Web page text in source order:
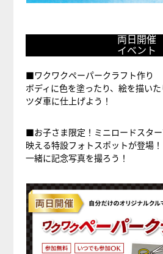
開
催
イ
ベ
ン
ト
両日開催
イベント
■ワクワクペーパークラフト作り
ボディに色を塗ったり、絵を描い
ツダ車に仕上げよう！
■お子さま限定！ミニロードスター
映える特設フォトスポットが登場
一緒に記念写真を撮ろう！